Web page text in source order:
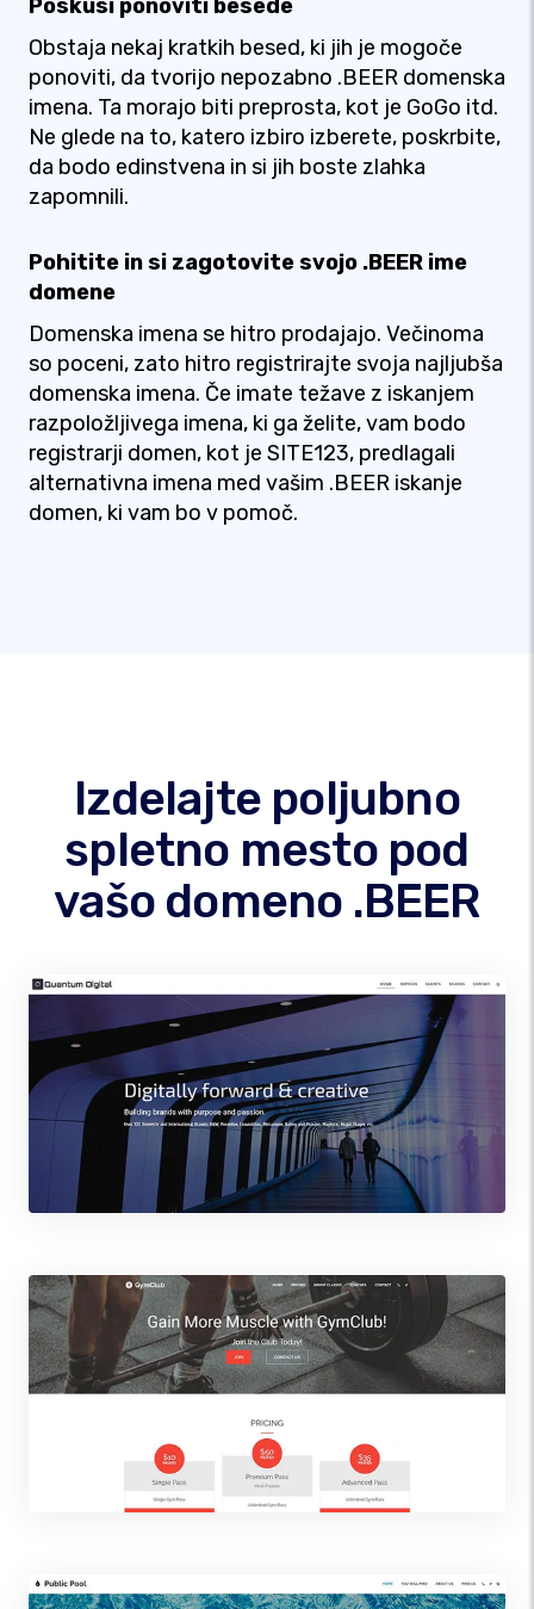
Poskusi ponoviti besede
Obstaja nekaj kratkih besed, ki jih je mogoče
ponoviti, da tvorijo nepozabno .BEER domenska
imena. Ta morajo biti preprosta, kot je GoGo itd.
Ne glede na to, katero izbiro izberete, poskrbite,
da bodo edinstvena in si jih boste zlahka
zapomnili.
Pohitite in si zagotovite svojo .BEER ime
domene
Domenska imena se hitro prodajajo. Večinoma
so poceni, zato hitro registrirajte svoja najljubša
domenska imena. Če imate težave z iskanjem
razpoložljivega imena, ki ga želite, vam bodo
registrarji domen, kot je SITE123, predlagali
alternativna imena med vašim .BEER iskanje
domen, ki vam bo v pomoč.
Izdelajte poljubno
spletno mesto pod
vašo domeno .BEER